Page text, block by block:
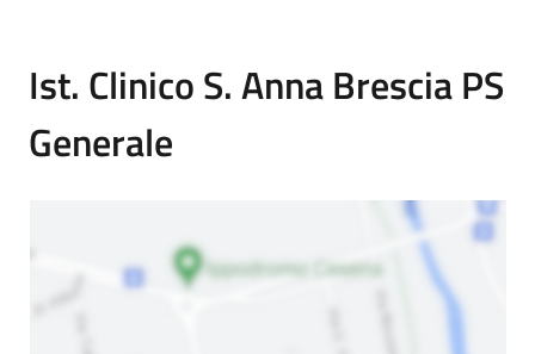
Ist. Clinico S. Anna Brescia PS
Generale